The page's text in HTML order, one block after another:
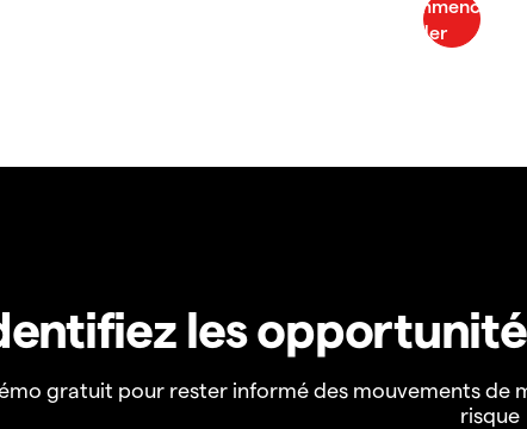
les
gratuit pour rester informé des mouvements de
risque